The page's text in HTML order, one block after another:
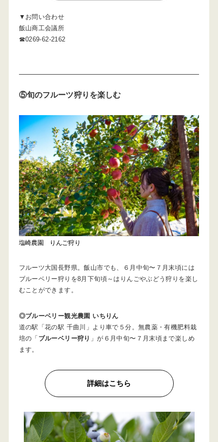
▼お問い合わせ
飯山商工会議所
☎0269-62-2162
⑤旬のフルーツ狩りを楽しむ
塩崎農園 りんご狩り
フルーツ大国長野県。飯山市でも、６月中旬〜７月末頃には
ブルーベリー狩りを8月下旬頃～はりんごやぶどう狩りを楽し
むことができます。
◎ブルーベリー観光農園 いちりん
道の駅「花の駅 千曲川」より車で５分。無農薬・有機肥料栽
培の「 ブルーベリー狩り 」が６月中旬〜７月末頃まで楽しめ
ます。
詳細はこちら